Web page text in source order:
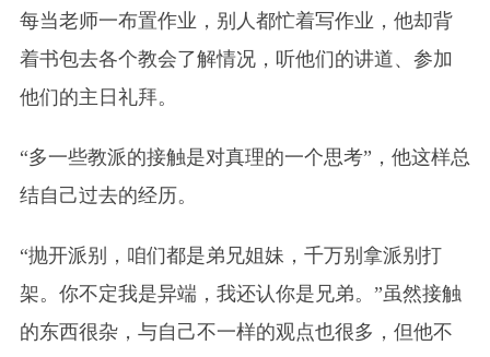
每当老师一布置作业，别人都忙着写作业，他却背
着书包去各个教会了解情况，听他们的讲道、参加
他们的主日礼拜。
“多一些教派的接触是对真理的一个思考”，他这样总
结自己过去的经历。
“抛开派别，咱们都是弟兄姐妹，千万别拿派别打
架。你不定我是异端，我还认你是兄弟。”虽然接触
的东西很杂，与自己不一样的观点也很多，但他不